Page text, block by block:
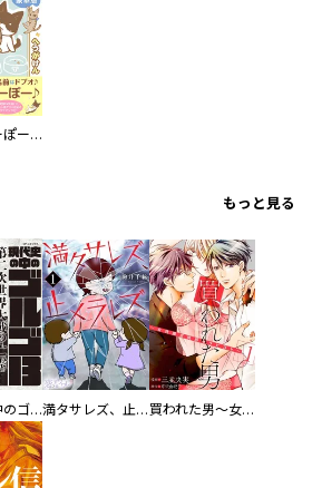
野性のぽーぽー【豪華版】
もっと見る
現代史の中のゴルゴ13 満タサレズ、止メラレズ 買われた男～女性限定快感セラピスト～【描き下ろしおまけ付き特装版】